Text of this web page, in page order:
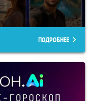
ПОДРОБНЕЕ